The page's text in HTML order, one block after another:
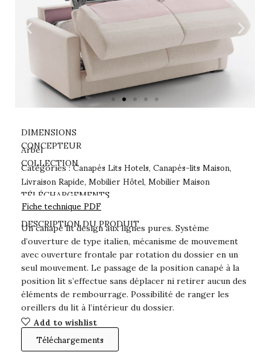
DESCRIPTION DU PRODUIT
Un canapé lit design aux lignes pures. Système
d’ouverture de type italien, mécanisme de mouvement
avec ouverture frontale par rotation du dossier en un
seul mouvement. Le passage de la position canapé à la
position lit s’effectue sans déplacer ni retirer aucun des
éléments de rembourrage. Possibilité de ranger les
oreillers du lit à l’intérieur du dossier.
Add to wishlist
Téléchargements
DIMENSIONS
CONCEPTEUR
Arbel
COLLECTION
Catégories :Canapés Lits Hotels, Canapés-lits Maison,
Livraison Rapide, Mobilier Hôtel, Mobilier Maison
TÉLÉCHARGEMENTS
Fiche technique PDF